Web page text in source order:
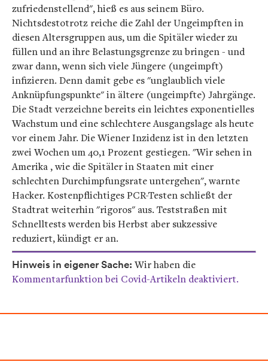
zufriedenstellend", hieß es aus seinem Büro.
Nichtsdestotrotz reiche die Zahl der Ungeimpften in
diesen Altersgruppen aus, um die Spitäler wieder zu
füllen und an ihre Belastungsgrenze zu bringen - und
zwar dann, wenn sich viele Jüngere (ungeimpft)
infizieren. Denn damit gebe es "unglaublich viele
Anknüpfungspunkte" in ältere (ungeimpfte) Jahrgänge.
Die Stadt verzeichne bereits ein leichtes exponentielles
Wachstum und eine schlechtere Ausgangslage als heute
vor einem Jahr. Die Wiener Inzidenz ist in den letzten
zwei Wochen um 40,1 Prozent gestiegen. "Wir sehen in
Amerika , wie die Spitäler in Staaten mit einer
schlechten Durchimpfungsrate untergehen", warnte
Hacker. Kostenpflichtiges PCR-Testen schließt der
Stadtrat weiterhin "rigoros" aus. Teststraßen mit
Schnelltests werden bis Herbst aber sukzessive
reduziert, kündigt er an.
Hinweis in eigener Sache:Wir haben die
Kommentarfunktion bei Covid-Artikeln deaktiviert.